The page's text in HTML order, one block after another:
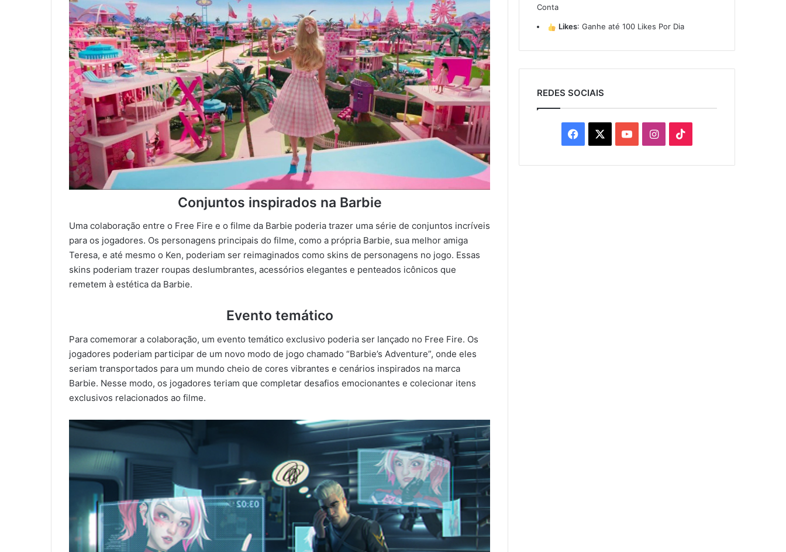
Conjuntos inspirados na Barbie
Uma colaboração entre o Free Fire e o filme da Barbie poderia trazer uma série de conjuntos incríveis
para os jogadores. Os personagens principais do filme, como a própria Barbie, sua melhor amiga
Teresa, e até mesmo o Ken, poderiam ser reimaginados como skins de personagens no jogo. Essas
skins poderiam trazer roupas deslumbrantes, acessórios elegantes e penteados icônicos que
remetem à estética da Barbie.
Evento temático
Para comemorar a colaboração, um evento temático exclusivo poderia ser lançado no Free Fire. Os
jogadores poderiam participar de um novo modo de jogo chamado “Barbie’s Adventure”, onde eles
seriam transportados para um mundo cheio de cores vibrantes e cenários inspirados na marca
Barbie. Nesse modo, os jogadores teriam que completar desafios emocionantes e colecionar itens
exclusivos relacionados ao filme.
Conta
Likes: Ganhe até 100 Likes Por Dia
REDES SOCIAIS
Facebook YouTubeInstagram